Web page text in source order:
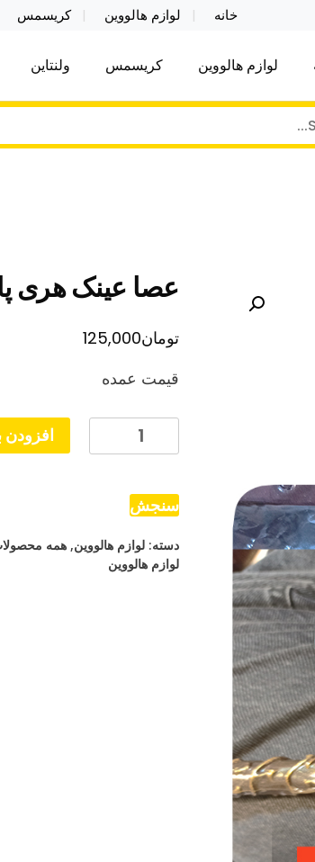
خانه لوازم هالووین کریسمس
کادویی کریسمس اکسسوری
لوازم هالووین ولن تاین کادویی
لوازم هالووین کریسمس ولنتاین
عصا عینک هری
تومان125,000
قیمت عمده
عینک
پاتر
افزودن
سنجش
دسته: لوازم هالووین, همه
لوازم هالووین